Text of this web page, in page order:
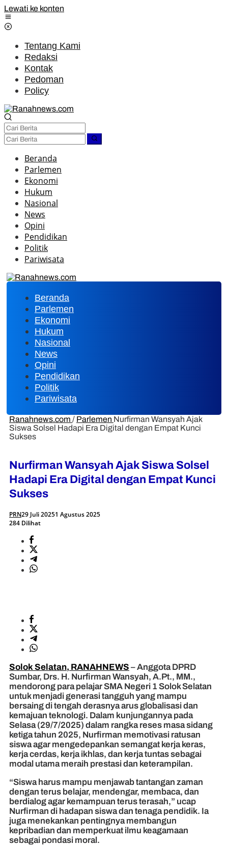
Lewati ke konten
Tentang Kami
Redaksi
Kontak
Pedoman
Policy
Beranda
Parlemen
Ekonomi
Hukum
Nasional
News
Opini
Pendidikan
Politik
Pariwisata
Beranda
Parlemen
Ekonomi
Hukum
Nasional
News
Opini
Pendidikan
Politik
Pariwisata
Ranahnews.com / Parlemen Nurfirman Wansyah Ajak
Siswa Solsel Hadapi Era Digital dengan Empat Kunci
Sukses
Nurfirman Wansyah Ajak Siswa Solsel
Hadapi Era Digital dengan Empat Kunci
Sukses
PRN29 Juli 20251 Agustus 2025
284 Dilihat
Solok Selatan, RANAHNEWS – Anggota DPRD
Sumbar, Drs. H. Nurfirman Wansyah, A.Pt., MM.,
mendorong para pelajar SMA Negeri 1 Solok Selatan
untuk menjadi generasi tangguh yang mampu
bersaing di tengah derasnya arus globalisasi dan
kemajuan teknologi. Dalam kunjungannya pada
Selasa (29/7/2025) dalam rangka reses masa sidang
ketiga tahun 2025, Nurfirman memotivasi ratusan
siswa agar mengedepankan semangat kerja keras,
kerja cerdas, kerja ikhlas, dan kerja tuntas sebagai
modal utama meraih prestasi dan keterampilan.
“Siswa harus mampu menjawab tantangan zaman
dengan terus belajar, mendengar, membaca, dan
berdialog agar kemampuan terus terasah,” ucap
Nurfirman di hadapan siswa dan tenaga pendidik. Ia
juga menekankan pentingnya membangun
kepribadian dan memperkuat ilmu keagamaan
sebagai pondasi moral.